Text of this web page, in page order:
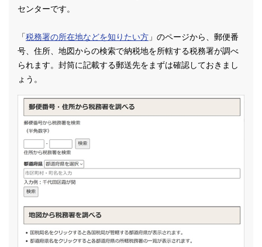
センターです。
「税務署の所在地などを知りたい方 」のページから、郵便番
号、住所、地図からの検索で納税地を所轄する税務署が調べ
られます。封筒に記載する郵送先をまずは確認しておきまし
ょう。